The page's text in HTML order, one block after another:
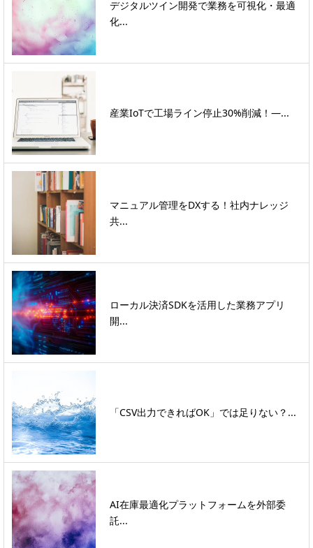
デジタルツイン開発で業務を可視化・最適
化...
産業IoTで工場ライン停止30%削減！―...
マニュアル管理をDXする！社内ナレッジ
共...
ローカル決済SDKを活用した業務アプリ
開...
「CSV出力できればOK」では足りない？...
AI在庫最適化プラットフォームを外部委
託...